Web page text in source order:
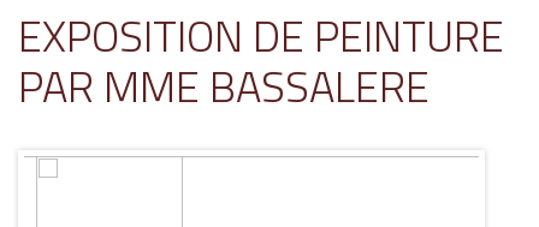
EXPOSITION DE PEINTURE
PAR MME BASSALERE